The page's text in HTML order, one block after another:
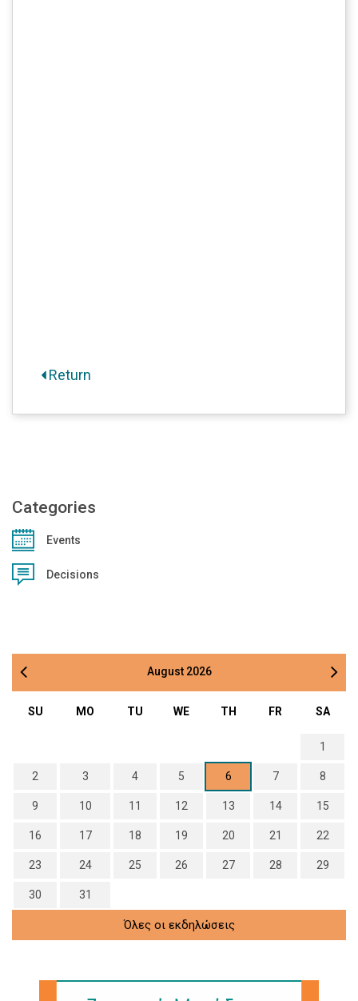
Return
Categories
Events
Decisions
August 2026
SU MO TU WE TH FR SA
1
2 3 4 5 6 7 8
9 10 11 12 13 14 15
16 17 18 19 20 21 22
23 24 25 26 27 28 29
30 31
Όλες οι εκδηλώσεις